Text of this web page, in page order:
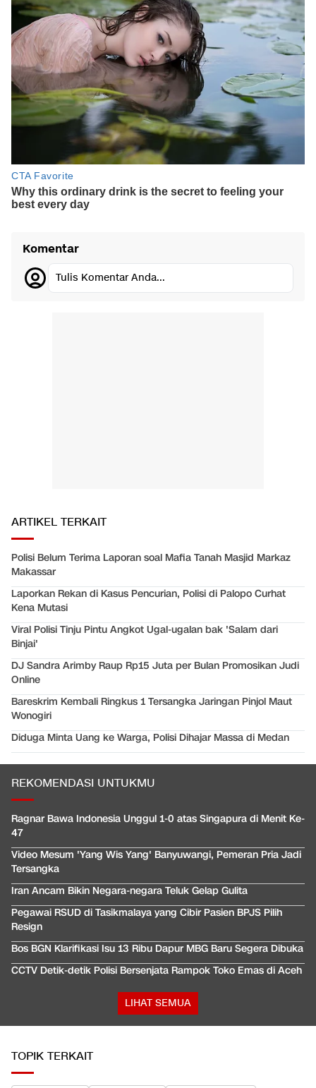
Komentar
Tulis Komentar Anda...
ARTIKEL TERKAIT
Polisi Belum Terima Laporan soal Mafia Tanah Masjid Markaz
Makassar
Laporkan Rekan di Kasus Pencurian, Polisi di Palopo Curhat
Kena Mutasi
Viral Polisi Tinju Pintu Angkot Ugal-ugalan bak 'Salam dari
Binjai'
DJ Sandra Arimby Raup Rp15 Juta per Bulan Promosikan Judi
Online
Bareskrim Kembali Ringkus 1 Tersangka Jaringan Pinjol Maut
Wonogiri
Diduga Minta Uang ke Warga, Polisi Dihajar Massa di Medan
REKOMENDASI UNTUKMU
Ragnar Bawa Indonesia Unggul 1-0 atas Singapura di Menit Ke-
47
Video Mesum 'Yang Wis Yang' Banyuwangi, Pemeran Pria Jadi
Tersangka
Iran Ancam Bikin Negara-negara Teluk Gelap Gulita
Pegawai RSUD di Tasikmalaya yang Cibir Pasien BPJS Pilih
Resign
Bos BGN Klarifikasi Isu 13 Ribu Dapur MBG Baru Segera Dibuka
CCTV Detik-detik Polisi Bersenjata Rampok Toko Emas di Aceh
LIHAT SEMUA
TOPIK TERKAIT